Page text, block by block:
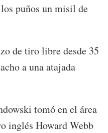
puños un misil de
de tiro libre desde 35
a una atajada
tomó en el área
inglés Howard Webb